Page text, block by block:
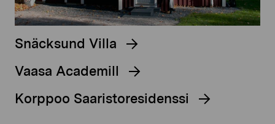
Snäcksund Villa
Vaasa Academill
Korppoo Saaristoresidenssi